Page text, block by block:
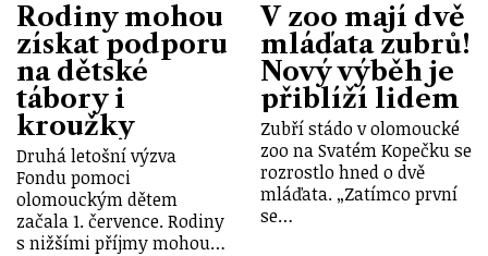
Rodiny mohou
získat podporu
na dětské
tábory i
kroužky
Druhá letošní výzva
Fondu pomoci
olomouckým dětem
začala 1. července. Rodiny
s nižšími příjmy mohou…
V zoo mají dvě
mláďata zubrů!
Nový výběh je
přiblíží lidem
Zubří stádo v olomoucké
zoo na Svatém Kopečku se
rozrostlo hned o dvě
mláďata. „Zatímco první
se…